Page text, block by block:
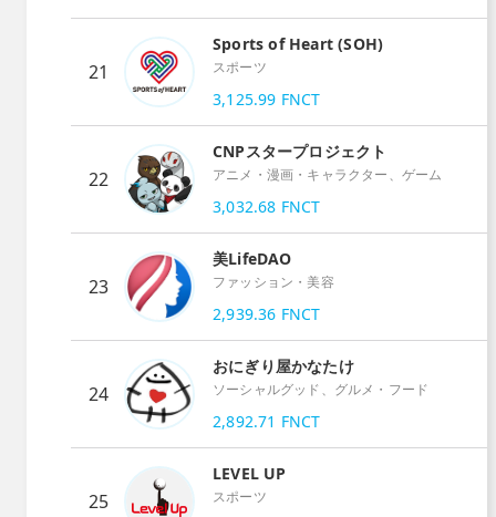
21
Sports of Heart (SOH)
スポーツ
3,125.99 FNCT
22
CNPスタープロジェクト
アニメ・漫画・キャラクター、ゲーム
3,032.68 FNCT
23
美LifeDAO
ファッション・美容
2,939.36 FNCT
24
おにぎり屋かなたけ
ソーシャルグッド、グルメ・フード
2,892.71 FNCT
25
LEVEL UP
スポーツ